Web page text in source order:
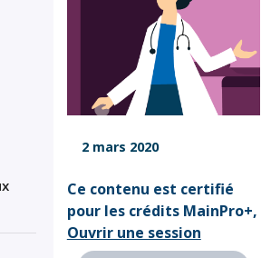
Account
Credit History
Edit Profile
2 mars 2020
Ce contenu est certifié
pour les crédits MainPro+,
Ouvrir une session